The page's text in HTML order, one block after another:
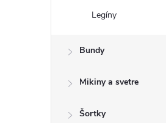
Legíny
Bundy
Mikiny a svetre
Šortky